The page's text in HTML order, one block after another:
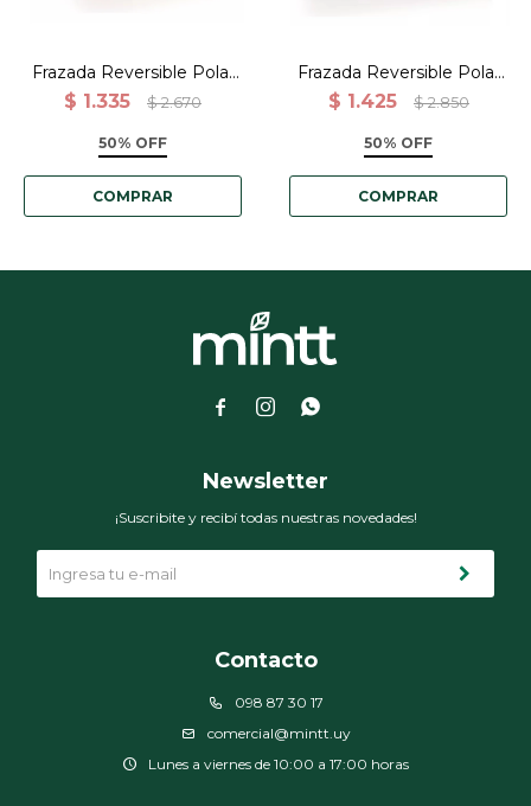
Frazada Reversible Polar
Corderito Microfibra 1
$ 1.335 $ 2.670
50% OFF
Frazada Reversible Polar
Sherpa Cuadrille 150x200 -
$ 1.425 $ 2.850
50% OFF
  
Contacto
098 87 30 17
comercial@mintt.uy
Lunes a viernes de 10:00 a 17:00 horas
Newsletter
¡Suscribite y recibí todas nuestras novedades!